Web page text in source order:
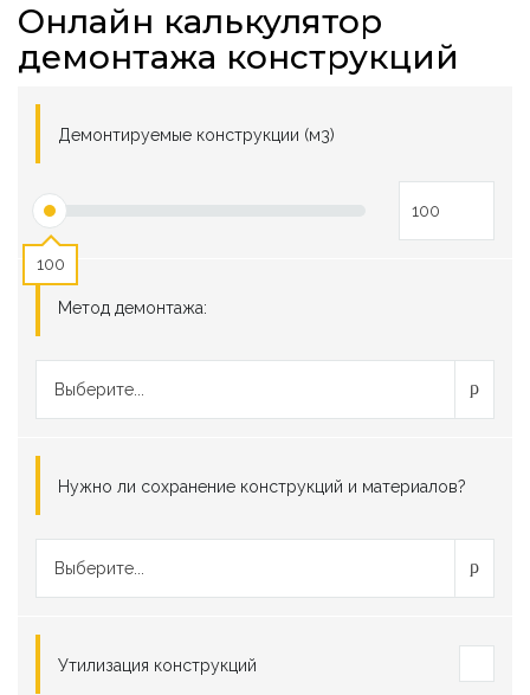
Онлайн калькулятор
демонтажа конструкций
Демонтируемые конструкции (м3)
100
Метод демонтажа:
Выберите...
Нужно ли сохранение конструкций и материалов?
Выберите...
Утилизация конструкций